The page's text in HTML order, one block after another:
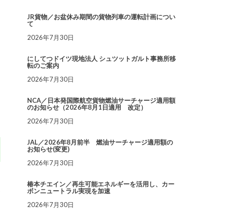
JR貨物／お盆休み期間の貨物列車の運転計画につい
て
2026年7月30日
にしてつドイツ現地法人 シュツットガルト事務所移
転のご案内
2026年7月30日
NCA／日本発国際航空貨物燃油サーチャージ適用額
のお知らせ（2026年8月1日適用 改定）
2026年7月30日
JAL／2026年8月前半 燃油サーチャージ適用額の
お知らせ(変更)
2026年7月30日
椿本チエイン／再生可能エネルギーを活用し、カー
ボンニュートラル実現を加速
2026年7月30日